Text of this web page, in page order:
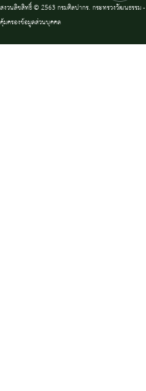
สงวนลิขสิทธิ์ © 2563 กรมศิลปากร. กระทรวงวัฒนธรรม -
คุ้มครองข้อมูลส่วนบุคคล